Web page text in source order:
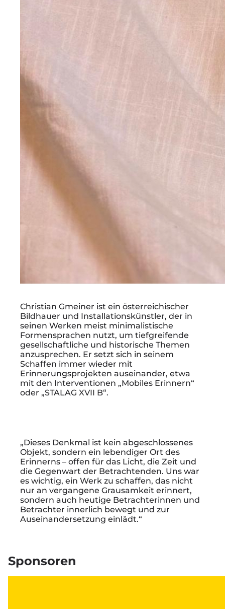
Christian Gmeiner ist ein österreichischer
Bildhauer und Installationskünstler, der in
seinen Werken meist minimalistische
Formensprachen nutzt, um tiefgreifende
gesellschaftliche und historische Themen
anzusprechen. Er setzt sich in seinem
Schaffen immer wieder mit
Erinnerungsprojekten auseinander, etwa
mit den Interventionen „Mobiles Erinnern“
oder „STALAG XVII B“.
„Dieses Denkmal ist kein abgeschlossenes
Objekt, sondern ein lebendiger Ort des
Erinnerns – offen für das Licht, die Zeit und
die Gegenwart der Betrachtenden. Uns war
es wichtig, ein Werk zu schaffen, das nicht
nur an vergangene Grausamkeit erinnert,
sondern auch heutige Betrachterinnen und
Betrachter innerlich bewegt und zur
Auseinandersetzung einlädt.“
Sponsoren